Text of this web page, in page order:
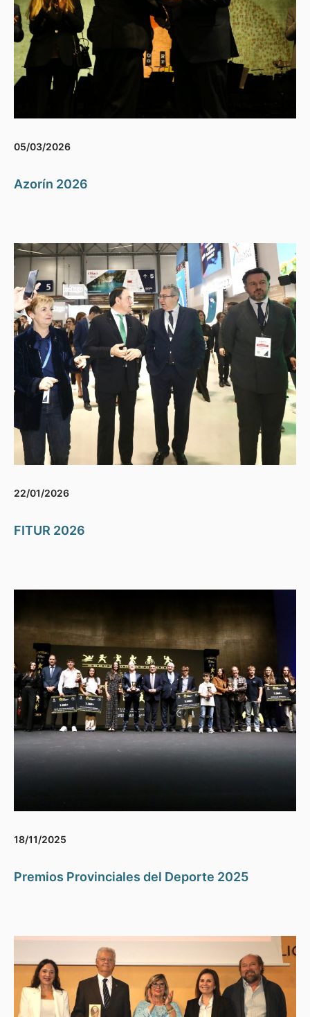
05/03/2026
Azorín 2026
22/01/2026
FITUR 2026
18/11/2025
Premios Provinciales del Deporte 2025